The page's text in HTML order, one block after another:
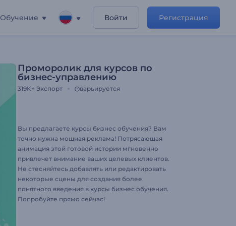
Обучение Войти Регистрация
Проморолик для курсов по
бизнес-управлению
319K+ Экспорт варьируется
Вы предлагаете курсы бизнес обучения? Вам
точно нужна мощная реклама! Потрясающая
анимация этой готовой истории мгновенно
привлечет внимание ваших целевых клиентов.
Не стесняйтесь добавлять или редактировать
некоторые сцены для создания более
понятного введения в курсы бизнес обучения.
Попробуйте прямо сейчас!